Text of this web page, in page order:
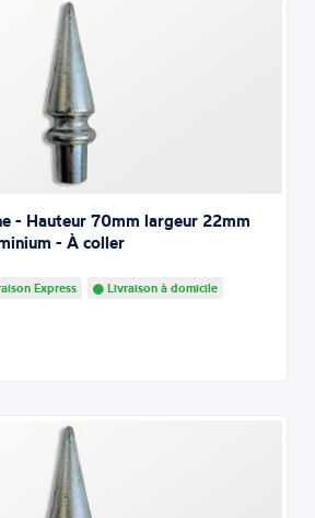
- Hauteur 70mm largeur 22mm
- À coller
Express Livraison à domicile